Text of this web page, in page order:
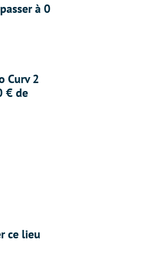
à 0
Curv 2
€ de
ce lieu